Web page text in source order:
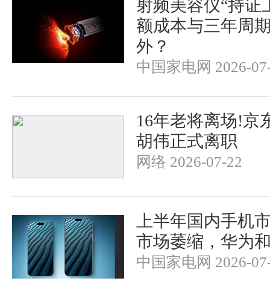
射频美容仪“持证
额成本与三年周
外？
中国家电网 2026-
16年老将离场!京
胡伟正式离职
网络 2026-07-22
上半年国内手机
市场萎缩，华为
中国家电网 2026-